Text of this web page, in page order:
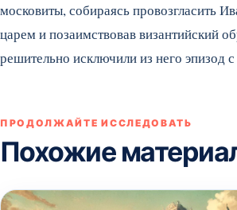
московиты, собираясь провозгласить
царем и позаимствовав византийский
решительно исключили из него эпизод
ПРОДОЛЖАЙТЕ ИССЛЕДОВАТЬ
Похожие